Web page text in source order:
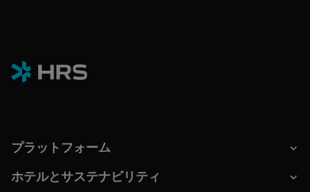
プラットフォーム
ホテルとサステナビリティ